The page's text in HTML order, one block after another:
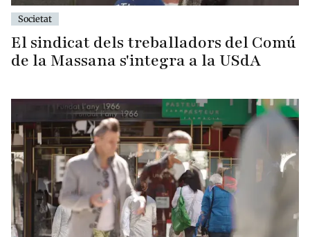
Societat
El sindicat dels treballadors del Comú
de la Massana s'integra a la USdA